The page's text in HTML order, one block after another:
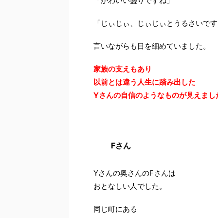
「じぃじぃ、じぃじぃとうるさいで
言いながらも目を細めていました。
家族の支えもあり
以前とは違う人生に踏み出した
Yさんの自信のようなものが見えまし
Fさん
Yさんの奥さんのFさんは
おとなしい人でした。
同じ町にある